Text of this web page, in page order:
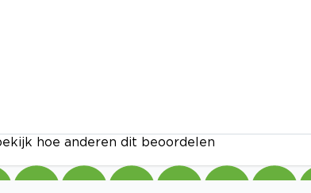
hoe anderen dit beoordelen